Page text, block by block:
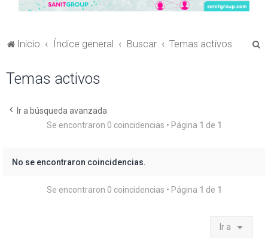
Inicio Índice general Buscar Temas activos
Temas activos
Ir a búsqueda avanzada
Se encontraron 0 coincidencias • Página 1 de 1
No se encontraron coincidencias.
Se encontraron 0 coincidencias • Página 1 de 1
Ir a